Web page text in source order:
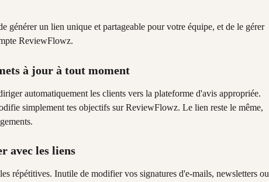
générer un lien unique et partageable pour votre équipe, et de le gérer
ReviewFlowz.
à jour à tout moment
automatiquement les clients vers la plateforme d'avis appropriée.
simplement tes objectifs sur ReviewFlowz. Le lien reste le même,
avec les liens
répétitives. Inutile de modifier vos signatures d'e-mails, newsletters ou